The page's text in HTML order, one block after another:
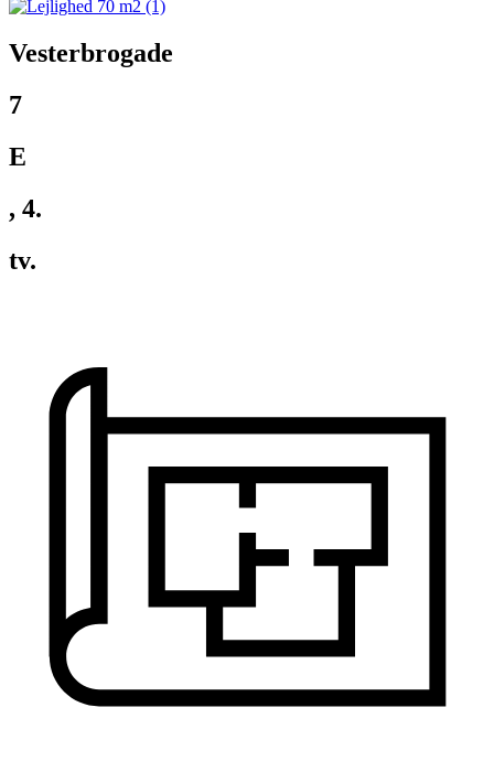
Vesterbrogade
7
E
, 4.
tv.